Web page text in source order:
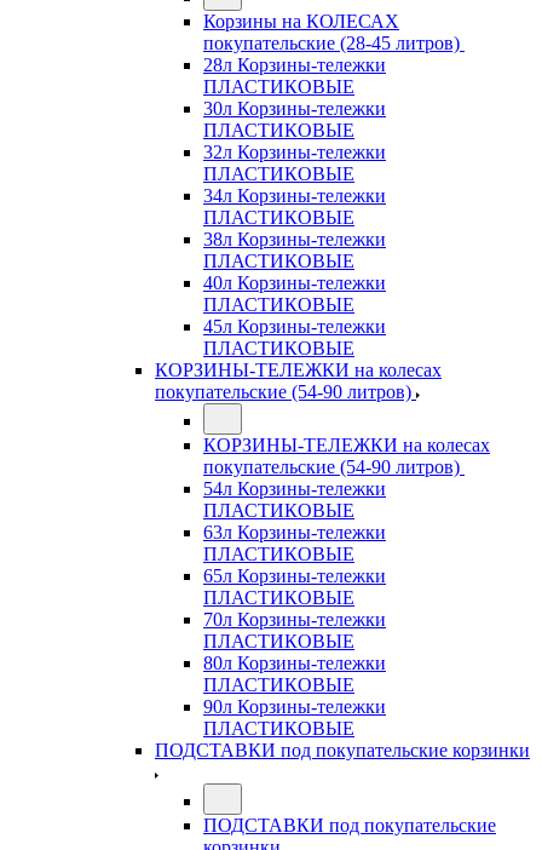
Корзины на КОЛЕСАХ
покупательские (28-45 литров)
28л Корзины-тележки
ПЛАСТИКОВЫЕ
30л Корзины-тележки
ПЛАСТИКОВЫЕ
32л Корзины-тележки
ПЛАСТИКОВЫЕ
34л Корзины-тележки
ПЛАСТИКОВЫЕ
38л Корзины-тележки
ПЛАСТИКОВЫЕ
40л Корзины-тележки
ПЛАСТИКОВЫЕ
45л Корзины-тележки
ПЛАСТИКОВЫЕ
КОРЗИНЫ-ТЕЛЕЖКИ на колесах
покупательские (54-90 литров)
КОРЗИНЫ-ТЕЛЕЖКИ на колесах
покупательские (54-90 литров)
54л Корзины-тележки
ПЛАСТИКОВЫЕ
63л Корзины-тележки
ПЛАСТИКОВЫЕ
65л Корзины-тележки
ПЛАСТИКОВЫЕ
70л Корзины-тележки
ПЛАСТИКОВЫЕ
80л Корзины-тележки
ПЛАСТИКОВЫЕ
90л Корзины-тележки
ПЛАСТИКОВЫЕ
ПОДСТАВКИ под покупательские корзинки
ПОДСТАВКИ под покупательские